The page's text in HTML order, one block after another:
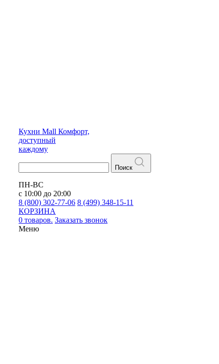
Кухни Mall Комфорт,
доступный
каждому
Поиск
ПН-ВС
с 10:00 до 20:00
8 (800) 302-77-06 8 (499) 348-15-11
КОРЗИНА
0 товаров. Заказать звонок
Меню